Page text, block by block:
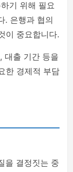
기 위해 필요
. 은행과 협의
이 중요합니다.
대출 기간 등을
한 경제적 부담
을 결정짓는 중